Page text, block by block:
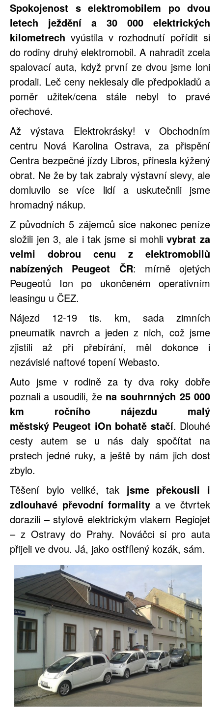
Spokojenost s elektromobilem po dvou
letech ježdění a 30 000 elektrických
kilometrech vyústila v rozhodnutí pořídit si
do rodiny druhý elektromobil. A nahradit zcela
spalovací auta, když první ze dvou jsme loni
prodali. Leč ceny neklesaly dle předpokladů a
poměr užitek/cena stále nebyl to pravé
ořechové.
Až výstava Elektrokrásky! v Obchodním
centru Nová Karolina Ostrava, za přispění
Centra bezpečné jízdy Libros, přinesla kýžený
obrat. Ne že by tak zabraly výstavní slevy, ale
domluvilo se více lidí a uskutečnili jsme
hromadný nákup.
Z původních 5 zájemců sice nakonec peníze
složili jen 3, ale i tak jsme si mohlivybrat za
velmi dobrou cenu z elektromobilů
nabízených Peugeot ČR: mírně ojetých
Peugeotů Ion po ukončeném operativním
leasingu u ČEZ.
Nájezd 12-19 tis. km, sada zimních
pneumatik navrch a jeden z nich, což jsme
zjistili až při přebírání, měl dokonce i
nezávislé naftové topení Webasto.
Auto jsme v rodině za ty dva roky dobře
poznali a usoudili, že na souhrnných 25 000
km ročního nájezdu malý
městský Peugeot iOn bohatě stačí. Dlouhé
cesty autem se u nás daly spočítat na
prstech jedné ruky, a ještě by nám jich dost
zbylo.
Těšení bylo veliké, tak jsme překousli i
zdlouhavé převodní formality a ve čtvrtek
dorazili – stylově elektrickým vlakem Regiojet
– z Ostravy do Prahy. Nováčci si pro auta
přijeli ve dvou. Já, jako ostřílený kozák, sám.